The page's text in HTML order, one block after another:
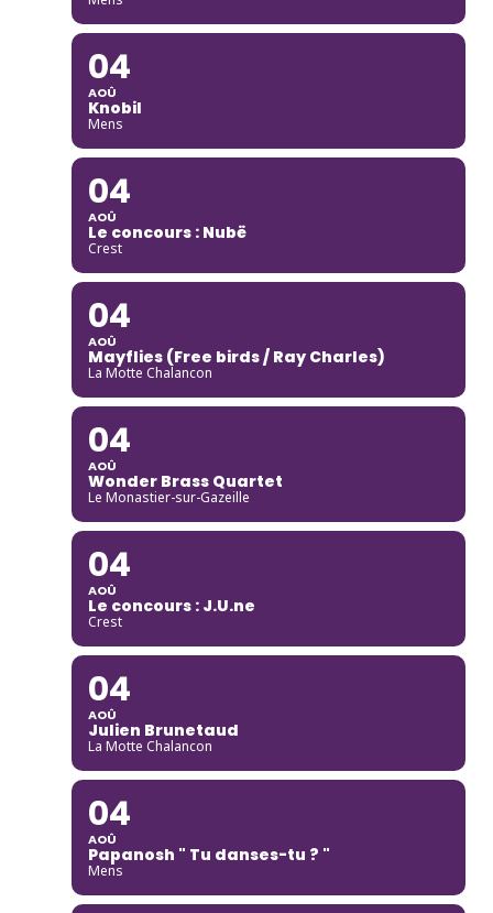
04
AOÛ
Knobil
Mens
04
AOÛ
Le concours : Nubë
Crest
04
AOÛ
Mayflies (Free birds / Ray Charles)
La Motte Chalancon
04
AOÛ
Wonder Brass Quartet
Le Monastier-sur-Gazeille
04
AOÛ
Le concours : J.U.ne
Crest
04
AOÛ
Julien Brunetaud
La Motte Chalancon
04
AOÛ
Papanosh " Tu danses-tu ? "
Mens